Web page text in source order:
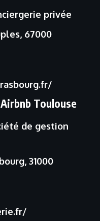
privée
67000
Toulouse
de gestion
31000